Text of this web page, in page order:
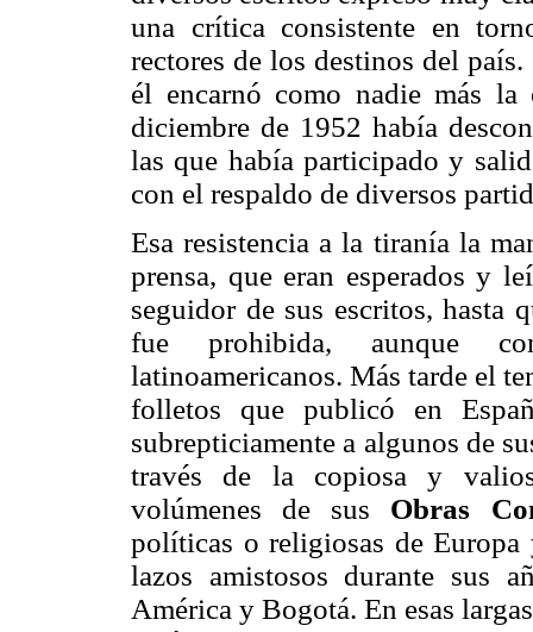
una crítica consistente en
rectores de los destinos del
él encarnó como nadie más
diciembre de 1952 había
las que había participado y
con el respaldo de diversos
Esa resistencia a la tiranía la
prensa, que eran esperados y
seguidor de sus escritos, hasta
fue prohibida, aunque
latinoamericanos. Más tarde el
folletos que publicó en
subrepticiamente a algunos de
través de la copiosa y
volúmenes de sus Obras
políticas o religiosas de
lazos amistosos durante sus
América y Bogotá. En esas